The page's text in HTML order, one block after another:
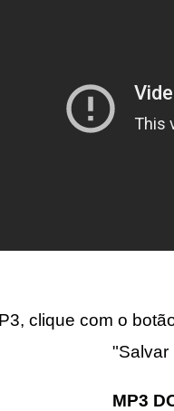
clique com o
"Salvar
MP3